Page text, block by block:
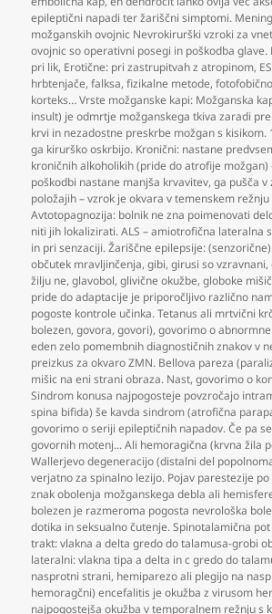
epileptični napadi ter žariščni simptomi.
možganskih ovojnic Nevrokirurški vzroki za
ovojnic so operativni posegi in poškodba glave.
pri lik, Erotične: pri zastrupitvah z atropinom,
hrbtenjače,falksa,fizikalne metode,fotofobično
korteks… Vrste možganske kapi: Možganska
insult) je odmrtje možganskega tkiva zaradi
krvi in nezadostne preskrbe možgan s kisikom.
ga kirurško oskrbijo. Kronični: nastane
kroničnih alkoholikih (pride do atrofije možgan)
poškodbi nastane manjša krvavitev,ga pušča v
položajih – vzrok je okvara v temenskem
Avtotopagnozija: bolnik ne zna poimenovati
niti jih lokalizirati. ALS – amiotrofična lateralna
in pri senzaciji. Žariščne epilepsije:
občutek mravljinčenja,gibi,girusi so vzravnani,
žilju ne,glavobol,glivične okužbe,globoke
pride do adaptacije je priporočljivo različno
pogoste kontrole učinka. Tetanus ali mrtvični
bolezen,govora,govori),govorimo o
eden zelo pomembnih diagnostičnih znakov v
preizkus za okvaro ZMN. Bellova pareza
mišic na eni strani obraza. Nast,govorimo o
Sindrom konusa najpogosteje povzročajo
spina bifida) še kavda sindrom (atrofična
govorimo o seriji epileptičnih napadov. Če pa
govornih motenj... Ali hemoragična (krvna žila
Wallerjevo degeneracijo (distalni del
verjatno za spinalno lezijo. Pojav parestezije
znak obolenja možganskega debla ali
bolezen je razmeroma pogosta nevrološka
dotika in seksualno čutenje. Spinotalamična
trakt: vlakna a delta gredo do talamusa-grobi
lateralni: vlakna tipa a delta in c gredo do
nasprotni strani, hemiparezo ali plegijo na
hemoragčni) encefalitis je okužba z virusom
najpogostejša okužba v temporalnem režnju s